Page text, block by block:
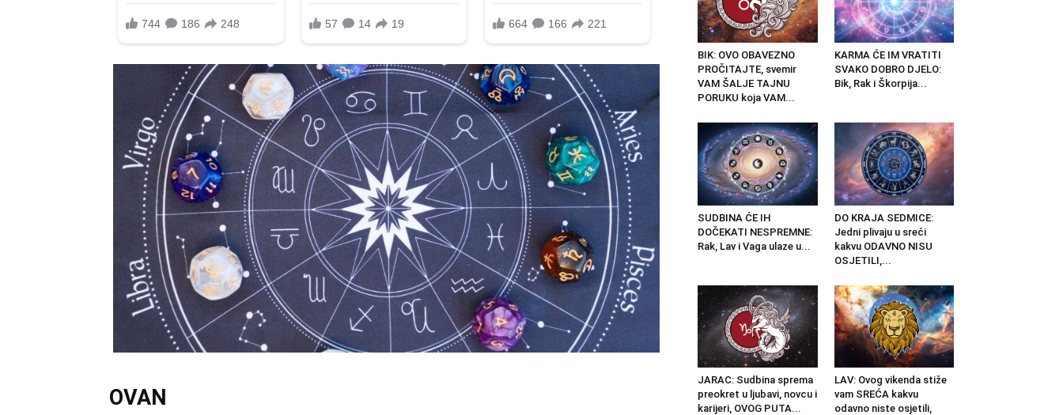
OVAN
BIK: OVO OBAVEZNO
PROČITAJTE, svemir
VAM ŠALJE TAJNU
PORUKU koja VAM...
KARMA ĆE IM VRATITI
SVAKO DOBRO DJELO:
Bik, Rak i Škorpija...
SUDBINA ĆE IH
DOČEKATI NESPREMNE:
Rak, Lav i Vaga ulaze u...
DO KRAJA SEDMICE:
Jedni plivaju u sreći
kakvu ODAVNO NISU
OSJETILI,...
JARAC: Sudbina sprema
preokret u ljubavi, novcu i
karijeri, OVOG PUTA...
LAV: Ovog vikenda stiže
vam SREĆA kakvu
odavno niste osjetili,